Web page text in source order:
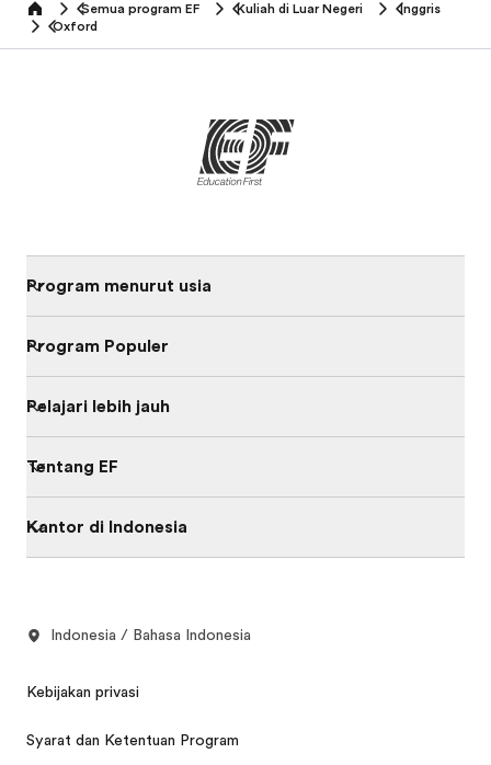
home Semua program EF Kuliah di Luar Negeri
Inggris
Oxford
Program menurut usia
Program Populer
Pelajari lebih jauh
Tentang EF
Kantor di Indonesia
Indonesia / Bahasa Indonesia
Kebijakan privasi
Syarat dan Ketentuan Program